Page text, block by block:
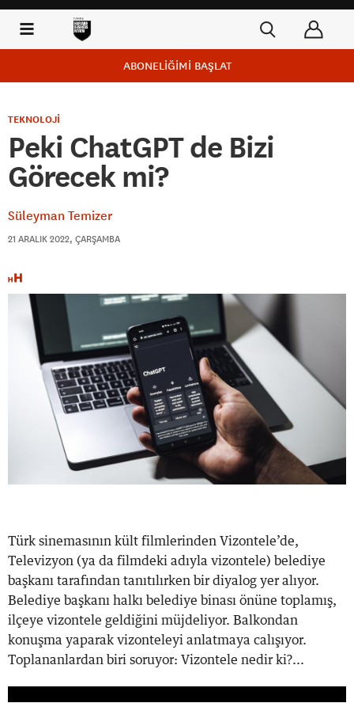
ABONELİĞİMİ BAŞLAT
TEKNOLOJİ
Peki ChatGPT de Bizi
Görecek mi?
Süleyman Temizer
21 ARALIK 2022, ÇARŞAMBA
Türk sinemasının kült filmlerinden Vizontele’de,
Televizyon (ya da filmdeki adıyla vizontele) belediye
başkanı tarafından tanıtılırken bir diyalog yer alıyor.
Belediye başkanı halkı belediye binası önüne toplamış,
ilçeye vizontele geldiğini müjdeliyor. Balkondan
konuşma yaparak vizonteleyi anlatmaya calışıyor.
Toplananlardan biri soruyor: Vizontele nedir ki?...